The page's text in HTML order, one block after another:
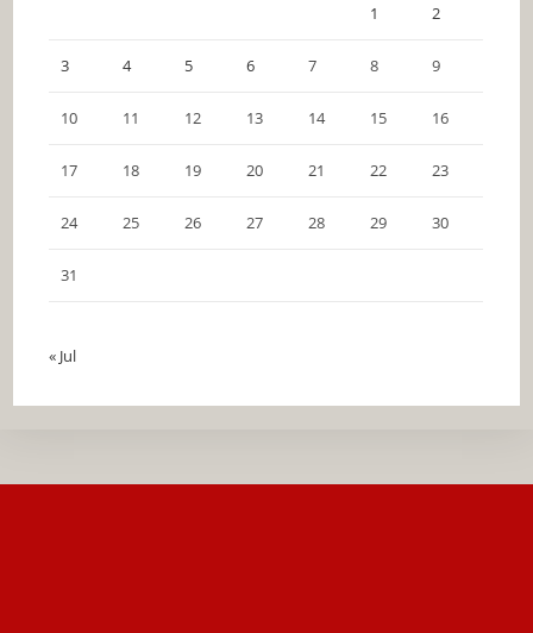
1 2
3 4 5 6 7 8 9
10 11 12 13 14 15 16
17 18 19 20 21 22 23
24 25 26 27 28 29 30
31
« Jul